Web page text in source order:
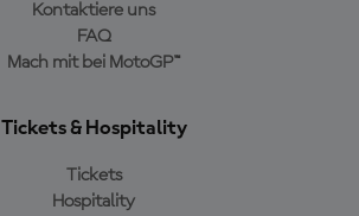
Kontaktiere uns
FAQ
Mach mit bei MotoGP™
Tickets & Hospitality
Tickets
Hospitality